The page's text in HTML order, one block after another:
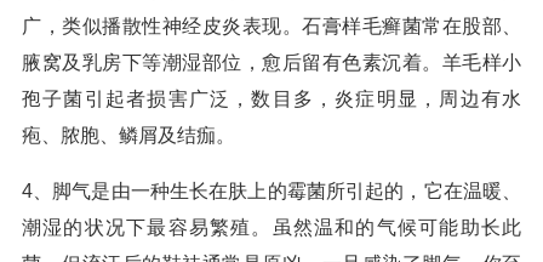
广，类似播散性神经皮炎表现。石膏样毛癣菌常在股部、
腋窝及乳房下等潮湿部位，愈后留有色素沉着。羊毛样小
孢子菌引起者损害广泛，数目多，炎症明显，周边有水
疱、脓胞、鳞屑及结痂。
4、脚气是由一种生长在肤上的霉菌所引起的，它在温暖、
潮湿的状况下最容易繁殖。虽然温和的气候可能助长此